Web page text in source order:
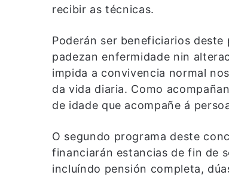
recibir as técnicas.
Poderán ser beneficiarios
padezan enfermidade nin
impida a convivencia normal
da vida diaria. Como
de idade que acompañe á
O segundo programa deste
financiarán estancias de fin de
incluíndo pensión completa,